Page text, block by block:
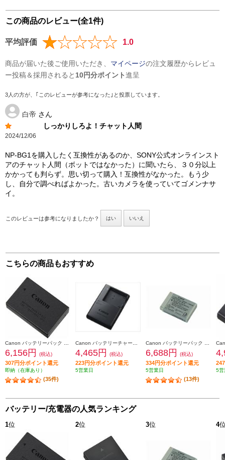
この商品のレビュー(全1件)
平均評価 1.0
商品が届いた後ご使用いただき、 マイページの注文履歴からレビュ
ー投稿＆採用されると 10円分ポイント進呈
3人の方が、｢このレビューが参考になった｣と投票しています。
白帝 さん
しっかりしろよ！チャット人間
2024/12/06
NP-BG1を購入したく互換性があるのか、SONY公式オンラインスト
アのチャット人間（ボットではなかった）に聞いたら、３０分以上
かかっても判らず。思い切って購入！互換性がなかった。もう少
し、自分で調べればよかった。古いカメラを使っていてゴメンナサ
イ。
このレビューは参考になりましたか？ はい いいえ
こちらの商品もおすすめ
6,156円 (税込)
307円分ポイント還元
即納（在庫あり）
(35件)
4,465円 (税込)
223円分ポイント還元
5営業日
6,688円 (税込)
334円分ポイント還元
5営業日
(13件)
5営
バッテリー/充電器の人気ランキング
1位 2位 3位 4